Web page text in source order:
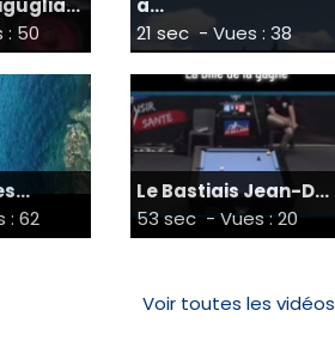
: 50
a...
21 sec - Vues : 38
: 62
Le Bastiais Jean-D...
53 sec - Vues : 20
Voir toutes les vidéos